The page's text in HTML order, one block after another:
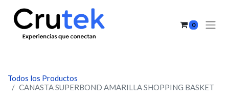
0
Todos los Productos
CANASTA SUPERBOND AMARILLA SHOPPING BASKET